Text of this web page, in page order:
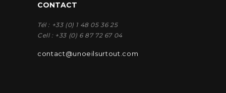
CONTACT
Tél : +33 (0) 1 48 05 36 25
Cell : +33 (0) 6 87 72 67 04
contact@unoeilsurtout.com